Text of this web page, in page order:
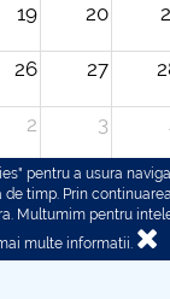
19 20
26 27
2 3
pentru a usura
timp. Prin
Multumim pentru
multe informatii.